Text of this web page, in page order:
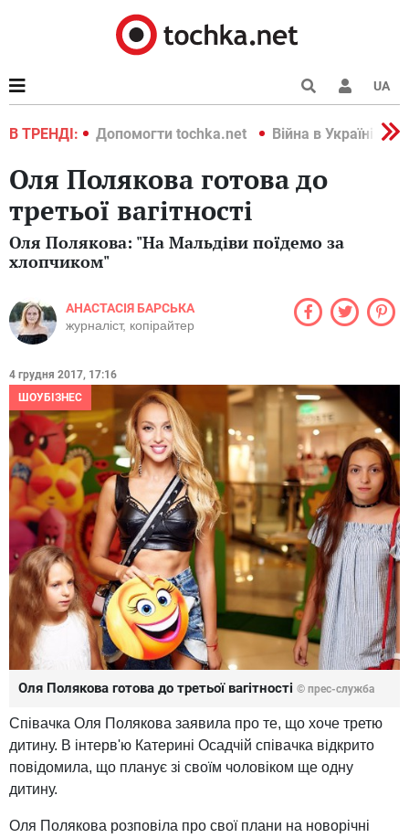
UA
В ТРЕНДІ:
2022 Допомогти tochka.net Війна в Україні 2022
Оля Полякова готова до
третьої вагітності
Оля Полякова: "На Мальдіви поїдемо за
хлопчиком"
АНАСТАСІЯ БАРСЬКА
журналіст, копірайтер
4 грудня 2017, 17:16
ШОУБІЗНЕС
Оля Полякова готова до третьої вагітності © прес-служба
Співачка Оля Полякова заявила про те, що хоче третю
дитину. В інтерв'ю Катерині Осадчій співачка відкрито
повідомила, що планує зі своїм чоловіком ще одну
дитину.
Оля Полякова розповіла про свої плани на новорічні